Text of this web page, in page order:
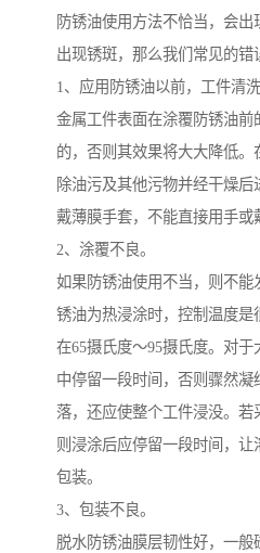
防锈油使用方法不恰当，会
出现锈斑，那么我们常见的错
1、应用防锈油以前，工件清洗
金属工件表面在涂覆防锈油前
的，否则其效果将大大降低
除油污及其他污物并经干燥
戴薄膜手套，不能直接用手或
2、涂覆不良。
如果防锈油使用不当，则不
锈油为热浸涂时，控制温度是
在65摄氏度～95摄氏度。对
中停留一段时间，否则骤然
落，还应使整个工件浸没。若
则浸涂后应停留一段时间，
包装。
3、包装不良。
脱水防锈油膜层韧性好，一